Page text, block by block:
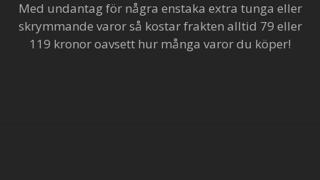
Med undantag för några enstaka extra tunga eller
skrymmande varor så kostar frakten alltid 79 eller
119 kronor oavsett hur många varor du köper!